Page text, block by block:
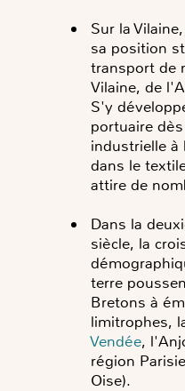
Sur la Vilaine,
sa position
transport de
Vilaine, de
S'y
portuaire
industrielle à
dans le
attire de
Dans la
siècle, la
terre
Bretons à
limitrophes,
Vendée,
région
Oise).